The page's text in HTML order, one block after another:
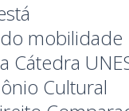
mobilidade
Cátedra
Cultural